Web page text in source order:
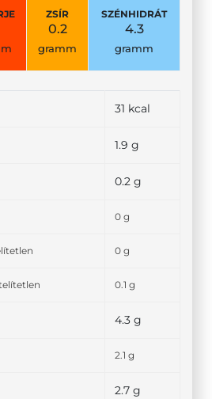
ZSÍR
0.2
gramm
SZÉNHIDRÁT
4.3
gramm
31 kcal
1.9 g
0.2 g
0 g
0 g
0.1 g
4.3 g
2.1 g
2.7 g